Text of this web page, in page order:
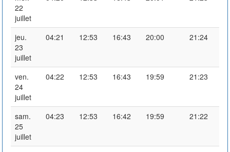
22
juillet
jeu.
23
juillet
04:21 12:53 16:43 20:00 21:24
ven.
24
juillet
04:22 12:53 16:43 19:59 21:23
sam.
25
juillet
04:23 12:53 16:42 19:59 21:22